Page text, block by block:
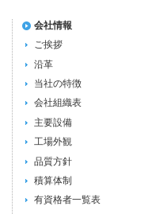
会社情報
ご挨拶
沿革
当社の特徴
会社組織表
主要設備
工場外観
品質方針
積算体制
有資格者一覧表